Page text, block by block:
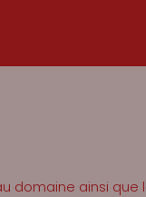
domaine ainsi que